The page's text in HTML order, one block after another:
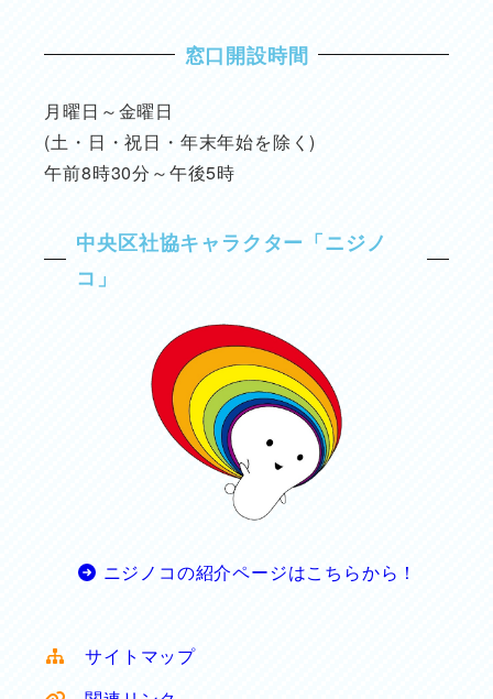
窓口開設時間
月曜日～金曜日
(土・日・祝日・年末年始を除く)
午前8時30分～午後5時
中央区社協キャラクター「ニジノ
コ」
ニジノコの紹介ページはこちらから！
サイトマップ